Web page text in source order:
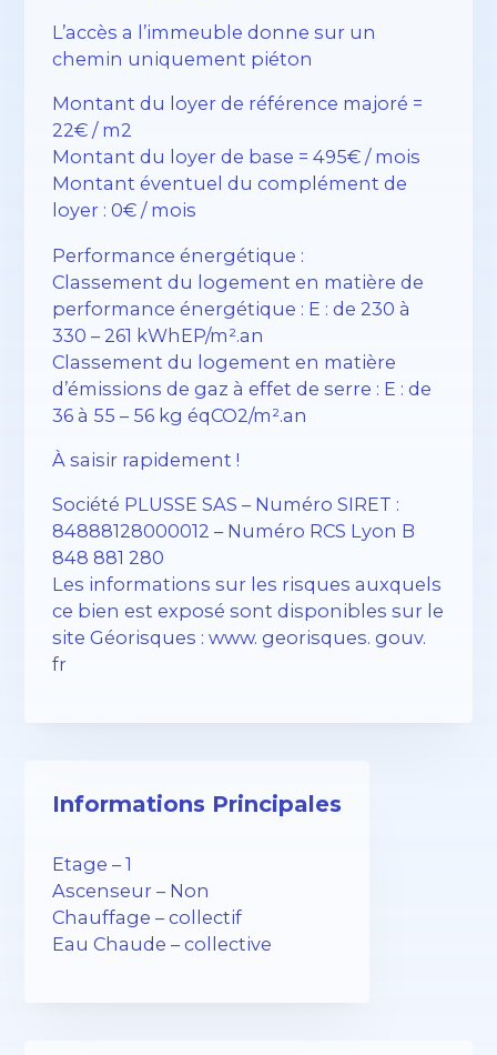
L’accès a l’immeuble donne sur un
chemin uniquement piéton
Montant du loyer de référence majoré =
22€ / m2
Montant du loyer de base = 495€ / mois
Montant éventuel du complément de
loyer : 0€ / mois
Performance énergétique :
Classement du logement en matière de
performance énergétique : E : de 230 à
330 – 261 kWhEP/m².an
Classement du logement en matière
d’émissions de gaz à effet de serre : E : de
36 à 55 – 56 kg éqCO2/m².an
À saisir rapidement !
Société PLUSSE SAS – ​​Numéro SIRET :
84888128000012 – Numéro RCS Lyon B
848 881 280
Les informations sur les risques auxquels
ce bien est exposé sont disponibles sur le
site Géorisques : www. georisques. gouv.
fr
Informations Principales
Etage – 1
Ascenseur – Non
Chauffage – collectif
Eau Chaude – collective